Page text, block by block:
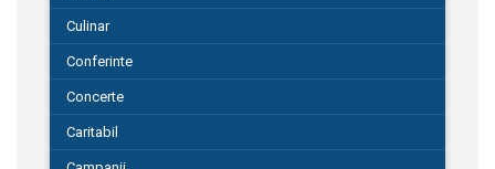
Culinar
Conferinte
Concerte
Caritabil